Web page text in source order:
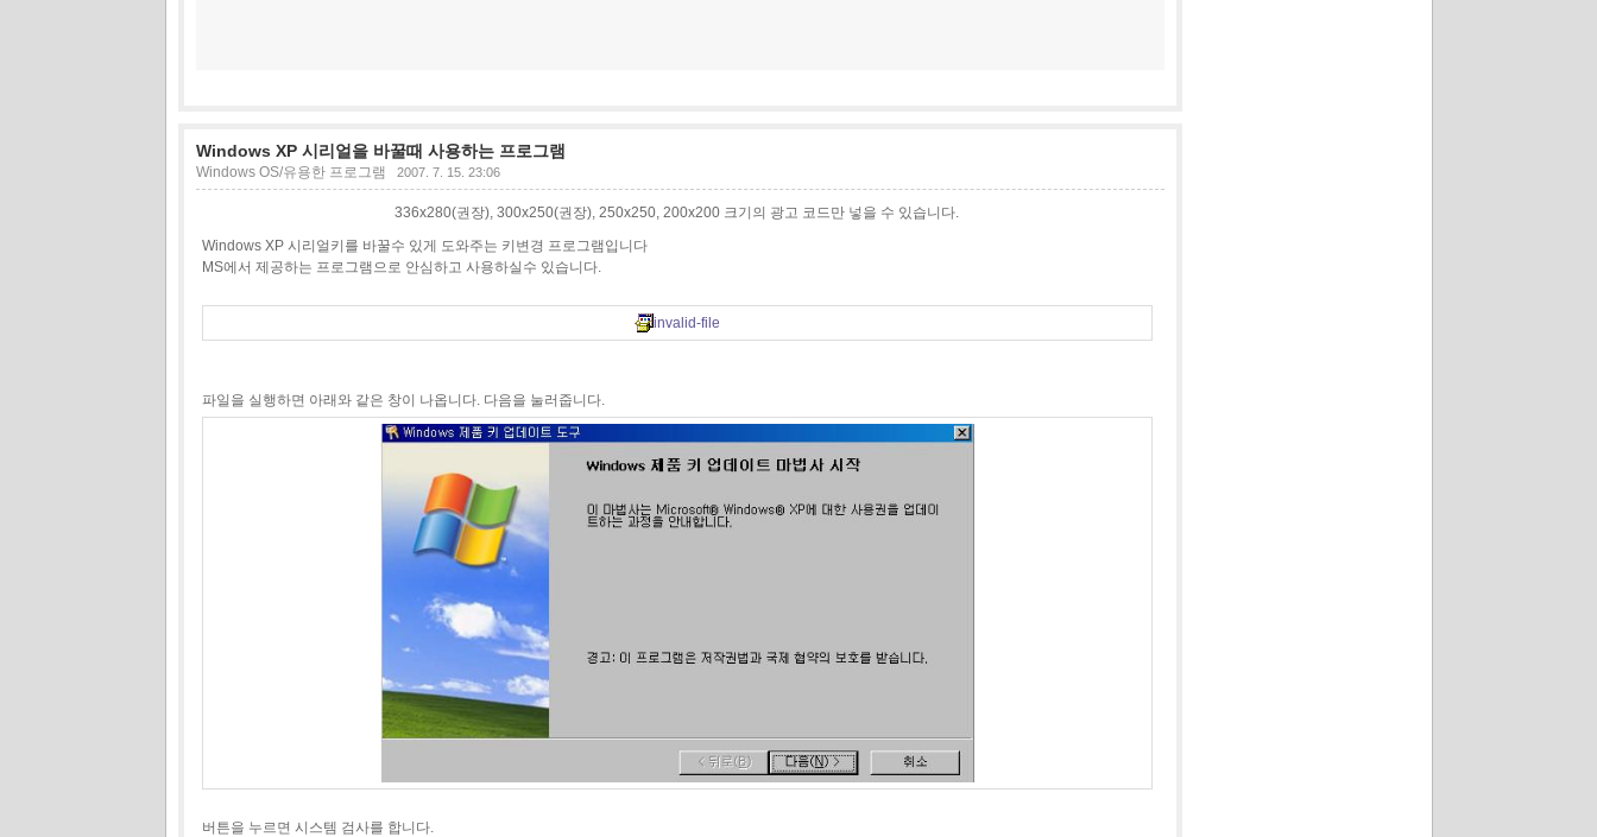
Windows XP 시리얼을 바꿀때 사용하는 프로그램
Windows OS/유용한 프로그램 2007. 7. 15. 23:06
336x280(권장), 300x250(권장), 250x250, 200x200 크기의 광고 코드만 넣을 수 있습니다.
Windows XP 시리얼키를 바꿀수 있게 도와주는 키변경 프로그램입니다
MS에서 제공하는 프로그램으로 안심하고 사용하실수 있습니다.
invalid-file
파일을 실행하면 아래와 같은 창이 나옵니다. 다음을 눌러줍니다.
버튼을 누르면 시스템 검사를 합니다.